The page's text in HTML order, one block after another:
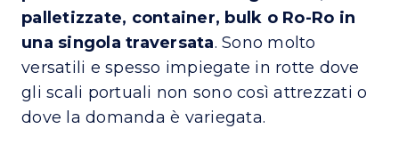
palletizzate, container, bulk o Ro-Ro in
una singola traversata. Sono molto
versatili e spesso impiegate in rotte dove
gli scali portuali non sono così attrezzati o
dove la domanda è variegata.